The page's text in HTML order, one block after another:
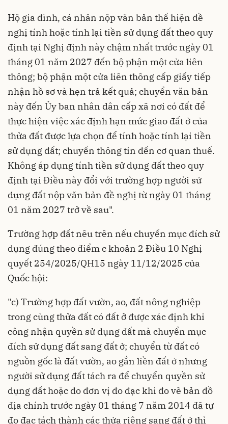
Hộ gia đình, cá nhân nộp văn bản thể hiện đề
nghị tính hoặc tính lại tiền sử dụng đất theo quy
định tại Nghị định này chậm nhất trước ngày 01
tháng 01 năm 2027 đến bộ phận một cửa liên
thông; bộ phận một cửa liên thông cấp giấy tiếp
nhận hồ sơ và hẹn trả kết quả; chuyển văn bản
này đến Ủy ban nhân dân cấp xã nơi có đất để
thực hiện việc xác định hạn mức giao đất ở của
thửa đất được lựa chọn để tính hoặc tính lại tiền
sử dụng đất; chuyển thông tin đến cơ quan thuế.
Không áp dụng tính tiền sử dụng đất theo quy
định tại Điều này đổi với trường hợp người sử
dụng đất nộp văn bản đề nghị từ ngày 01 tháng
01 năm 2027 trở về sau".
Trường hợp đất nêu trên nếu chuyển mục đích sử
dụng đúng theo điểm c khoản 2 Điều 10 Nghị
quyết 254/2025/QH15 ngày 11/12/2025 của
Quốc hội:
"c) Trường hợp đất vườn, ao, đất nông nghiệp
trong cùng thửa đất có đất ở được xác định khi
công nhận quyền sử dụng đất mà chuyển mục
đích sử dụng đất sang đất ở; chuyển từ đất có
nguồn gốc là đất vườn, ao gắn liền đất ở nhưng
người sử dụng đất tách ra để chuyển quyền sử
dụng đất hoặc do đơn vị đo đạc khi đo vẽ bản đồ
địa chính trước ngày 01 tháng 7 năm 2014 đã tự
đo đạc tách thành các thửa riêng sang đất ở thì